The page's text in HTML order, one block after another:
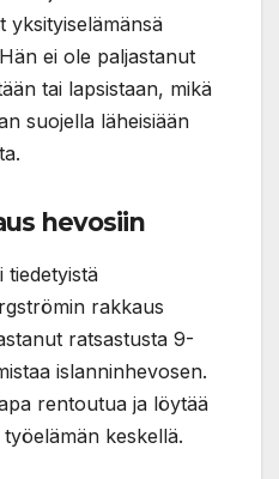
yksityiselämänsä
ei ole paljastanut
tai lapsistaan, mikä
suojella läheisiään
hevosiin
tiedetyistä
rakkaus
ratsastusta 9-
islanninhevosen.
rentoutua ja löytää
keskellä.